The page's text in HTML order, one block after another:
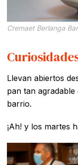
Cremaet Berlanga Bar
Llevan abiertos
pan tan agradable
barrio.
¡Ah! y los martes